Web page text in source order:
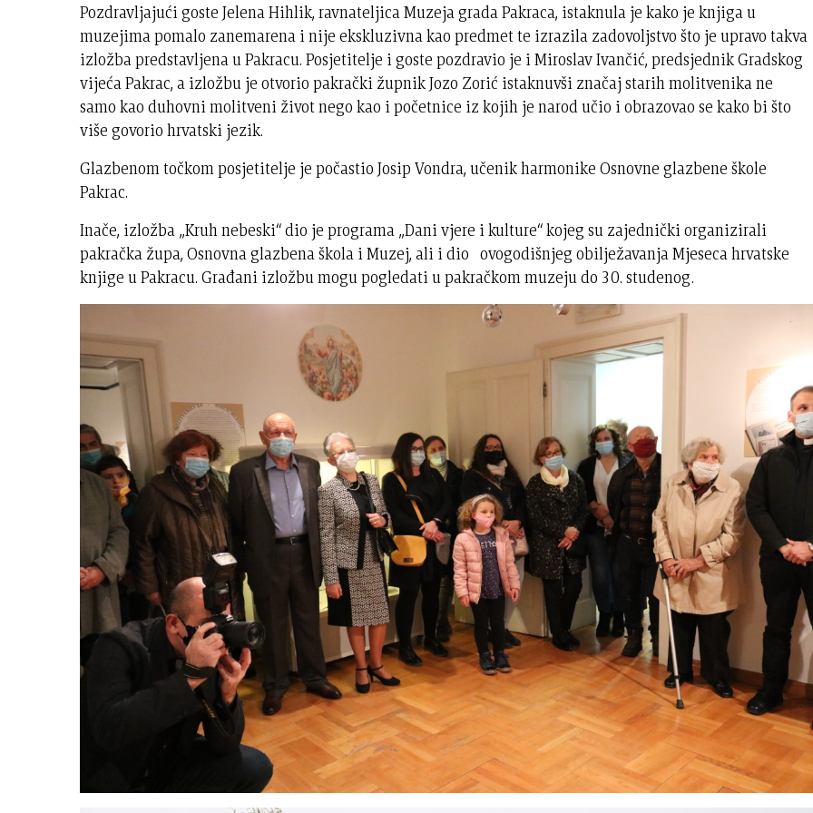
Pozdravljajući goste Jelena Hihlik, ravnateljica Muzeja grada Pakraca, istaknula je kako je knjiga u
muzejima pomalo zanemarena i nije ekskluzivna kao predmet te izrazila zadovoljstvo što je upravo takva
izložba predstavljena u Pakracu. Posjetitelje i goste pozdravio je i Miroslav Ivančić, predsjednik Gradskog
vijeća Pakrac, a izložbu je otvorio pakrački župnik Jozo Zorić istaknuvši značaj starih molitvenika ne
samo kao duhovni molitveni život nego kao i početnice iz kojih je narod učio i obrazovao se kako bi što
više govorio hrvatski jezik.
Glazbenom točkom posjetitelje je počastio Josip Vondra, učenik harmonike Osnovne glazbene škole
Pakrac.
Inače, izložba „Kruh nebeski“ dio je programa „Dani vjere i kulture“ kojeg su zajednički organizirali
pakračka župa, Osnovna glazbena škola i Muzej, ali i dio ovogodišnjeg obilježavanja Mjeseca hrvatske
knjige u Pakracu. Građani izložbu mogu pogledati u pakračkom muzeju do 30. studenog.